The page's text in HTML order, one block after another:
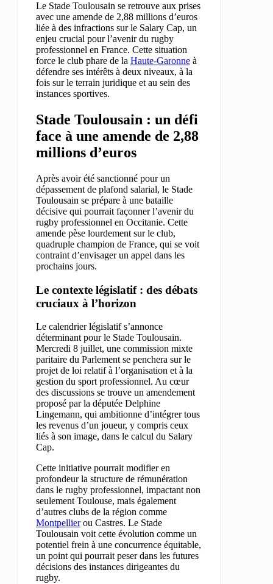
Le Stade Toulousain se retrouve aux prises
avec une amende de 2,88 millions d’euros
liée à des infractions sur le Salary Cap, un
enjeu crucial pour l’avenir du rugby
professionnel en France. Cette situation
force le club phare de la Haute-Garonne à
défendre ses intérêts à deux niveaux, à la
fois sur le terrain juridique et au sein des
instances sportives.
Stade Toulousain : un défi
face à une amende de 2,88
millions d’euros
Après avoir été sanctionné pour un
dépassement de plafond salarial, le Stade
Toulousain se prépare à une bataille
décisive qui pourrait façonner l’avenir du
rugby professionnel en Occitanie. Cette
amende pèse lourdement sur le club,
quadruple champion de France, qui se voit
contraint d’envisager un appel dans les
prochains jours.
Le contexte législatif : des débats
cruciaux à l’horizon
Le calendrier législatif s’annonce
déterminant pour le Stade Toulousain.
Mercredi 8 juillet, une commission mixte
paritaire du Parlement se penchera sur le
projet de loi relatif à l’organisation et à la
gestion du sport professionnel. Au cœur
des discussions se trouve un amendement
proposé par la députée Delphine
Lingemann, qui ambitionne d’intégrer tous
les revenus d’un joueur, y compris ceux
liés à son image, dans le calcul du Salary
Cap.
Cette initiative pourrait modifier en
profondeur la structure de rémunération
dans le rugby professionnel, impactant non
seulement Toulouse, mais également
d’autres clubs de la région comme
Montpellierou Castres. Le Stade
Toulousain voit cette évolution comme un
potentiel frein à une concurrence équitable,
un point qui pourrait peser dans les futures
décisions des instances dirigeantes du
rugby.